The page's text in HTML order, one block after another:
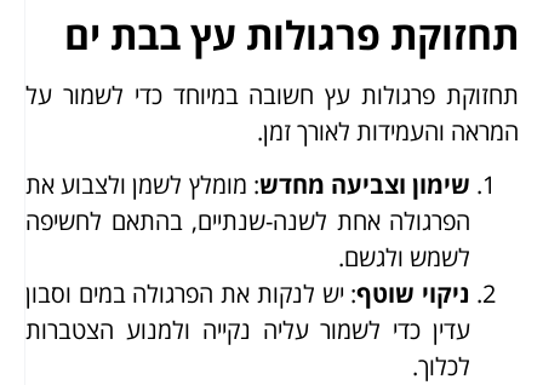
תחזוקת פרגולות עץ בבת ים
תחזוקת פרגולות עץ חשובה במיוחד כדי לשמור על
המראה והעמידות לאורך זמן.
שימון וצביעה מחדש: מומלץ לשמן ולצבוע את
הפרגולה אחת לשנה-שנתיים, בהתאם לחשיפה
לשמש ולגשם.
ניקוי שוטף: יש לנקות את הפרגולה במים וסבון
עדין כדי לשמור עליה נקייה ולמנוע הצטברות
לכלוך.